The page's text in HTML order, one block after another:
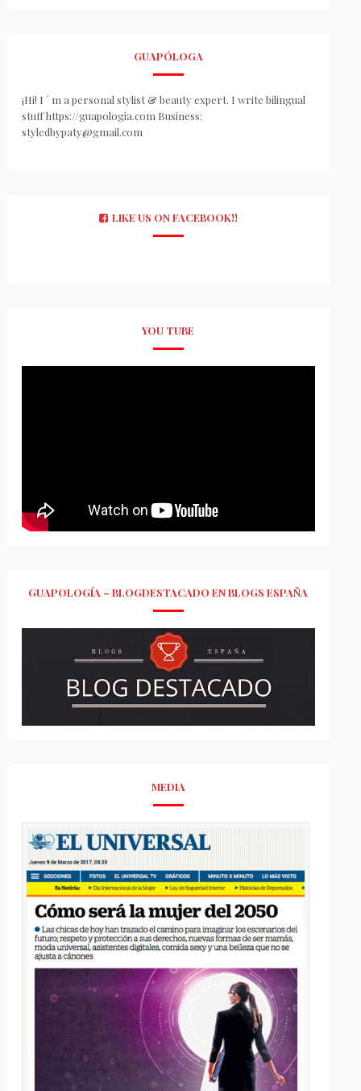
GUAPÓLOGA
¡Hi! I ´ m a personal stylist & beauty expert. I write bilingual
stuff https://guapologia.com Business:
styledbypaty@gmail.com
LIKE US ON FACEBOOK!!
YOU TUBE
GUAPOLOGÍA – BLOGDESTACADO EN BLOGS ESPAÑA
MEDIA